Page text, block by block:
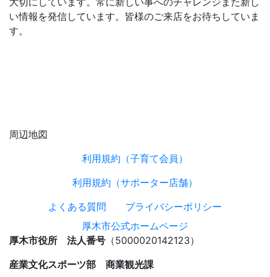
い情報を発信しています。皆様のご来店をお待ちしていま
す。
周辺地図
利用規約（子育て会員）
利用規約（サポーター店舗）
よくある質問
プライバシーポリシー
厚木市公式ホームページ
厚木市役所 法人番号 （5000020142123）
産業文化スポーツ部 商業観光課